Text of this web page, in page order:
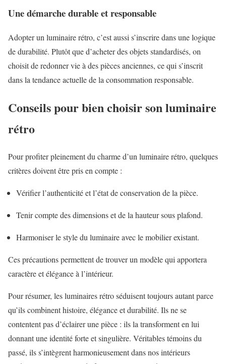
Une démarche durable et responsable
Adopter un luminaire rétro, c’est aussi s’inscrire dans une logique
de durabilité. Plutôt que d’acheter des objets standardisés, on
choisit de redonner vie à des pièces anciennes, ce qui s’inscrit
dans la tendance actuelle de la consommation responsable.
Conseils pour bien choisir son luminaire
rétro
Pour profiter pleinement du charme d’un luminaire rétro, quelques
critères doivent être pris en compte :
Vérifier l’authenticité et l’état de conservation de la pièce.
Tenir compte des dimensions et de la hauteur sous plafond.
Harmoniser le style du luminaire avec le mobilier existant.
Ces précautions permettent de trouver un modèle qui apportera
caractère et élégance à l’intérieur.
Pour résumer, les luminaires rétro séduisent toujours autant parce
qu’ils combinent histoire, élégance et durabilité. Ils ne se
contentent pas d’éclairer une pièce : ils la transforment en lui
donnant une identité forte et singulière. Véritables témoins du
passé, ils s’intègrent harmonieusement dans nos intérieurs